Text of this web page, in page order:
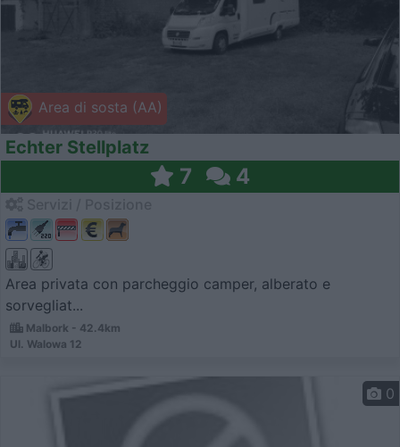
Area di sosta (AA)
Echter Stellplatz
7 4
Area privata con parcheggio camper, alberato e
sorvegliat...
Malbork - 42.4km
Ul. Walowa 12
0